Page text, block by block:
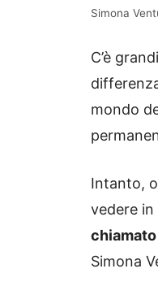
Simona
C’è
mondo
Intanto,
vedere
Simona